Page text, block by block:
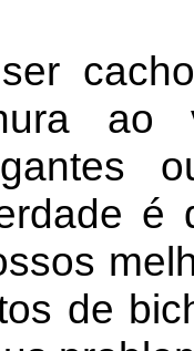
é
de